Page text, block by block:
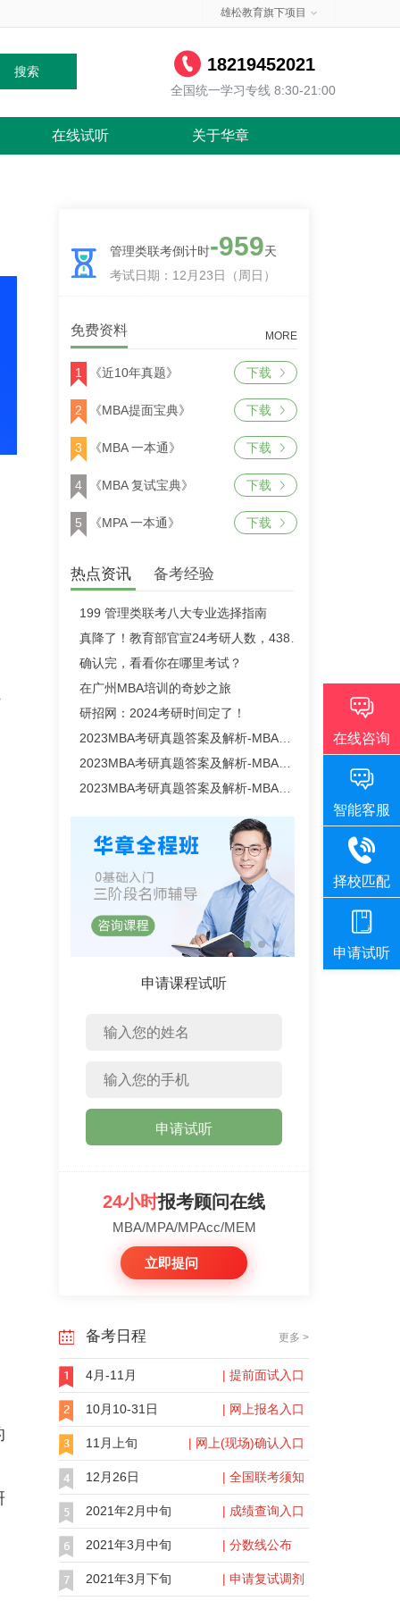
雄松教育旗下项目
搜索 18219452021
全国统一学习专线 8:30-21:00
在线试听 关于华章
管理类联考倒计时-959天
考试日期：12月23日（周日）
免费资料 MORE
1 《近10年真题》 下载
2 《MBA提面宝典》 下载
3 《MBA 一本通》 下载
4 《MBA 复试宝典》 下载
5 《MPA 一本通》 下载
热点资讯 备考经验
199 管理类联考八大专业选择指南
真降了！教育部官宣24考研人数，438万！
确认完，看看你在哪里考试？
在广州MBA培训的奇妙之旅
研招网：2024考研时间定了！
2023MBA考研真题答案及解析-MBA英语二真题解析（雄松华章文字版）
2023MBA考研真题答案及解析-MBA数学真题解析（雄松华章文字版）
2023MBA考研真题答案及解析-MBA逻辑真题解析（雄松华章文字版）
申请课程试听
申请试听
24小时报考顾问在线
MBA/MPA/MPAcc/MEM
立即提问
备考日程 更多 >
4月-11月 | 提前面试入口
10月10-31日 | 网上报名入口
11月上旬 | 网上(现场)确认入口
12月26日 | 全国联考须知
2021年2月中旬 | 成绩查询入口
2021年3月中旬 | 分数线公布
2021年3月下旬 | 申请复试调剂